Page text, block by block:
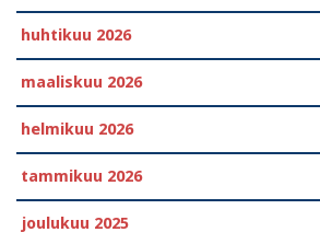
huhtikuu 2026
maaliskuu 2026
helmikuu 2026
tammikuu 2026
joulukuu 2025